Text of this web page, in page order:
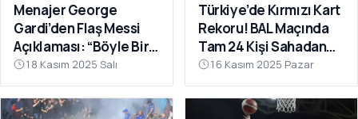
Menajer George
Gardi’den Flaş Messi
Açıklaması: “Böyle Bir
Fırsat Olursa,
Galatasaray İçin
Faydalı Olabilir”
18 Kasım 2025 Salı
Türkiye’de Kırmızı Kart
Rekoru! BAL Maçında
Tam 24 Kişi Sahadan
Atıldı
16 Kasım 2025 Pazar